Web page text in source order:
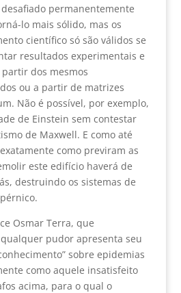
permanentemente
lo mais sólido, mas os
científico só são válidos se
resultados experimentais e
dos mesmos
ou a partir de matrizes
Não é possível, por exemplo,
de Einstein sem contestar
de Maxwell. E como até
como previram as
este edifício haverá de
destruindo os sistemas de
Osmar Terra, que
pudor apresenta seu
sobre epidemias
como aquele insatisfeito
acima, para o qual o